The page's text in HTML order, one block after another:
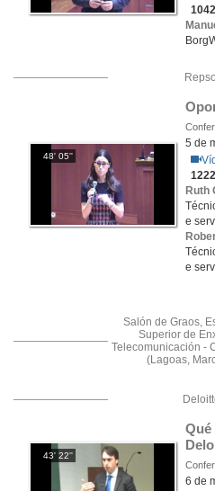
1042
Repsol
48' 05''
5 de
1222
Ruth
e
e
Salón de Graos,
Superior de
Telecomunicación -
(Lagoas,
43' 22''
Qué
6 de